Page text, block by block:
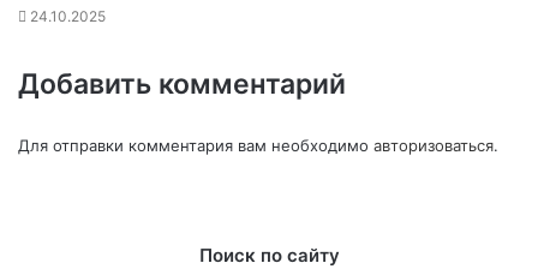
24.10.2025
Добавить комментарий
Для отправки комментария вам необходимо авторизоваться.
Поиск по сайту